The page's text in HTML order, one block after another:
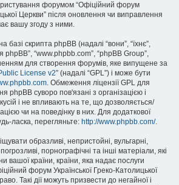
форумом “Офіційний форум
Церкви” після оновлення чи виправлення
вашу згоду з ними.
скрипта phpBB (надалі “вони”, “їхнє”,
“www.phpbb.com”, “phpBB Group”,
для створення форумів, яке випущене за
License v2” (надалі “GPL”) і може бути
. Обмеження ліцензії GPL для
phpBB суворо пов'язані з організацією і
і не впливають на те, що дозволяється/
чи на поведінку в них. Для додаткової
ласка, перегляньте: http://www.phpbb.com/.
образливі, непристойні, вульгарні,
порнографічні та інші матеріали, які
вашої країни, країни, яка надає послуги
форум Української Греко-Католицької
Такі дії можуть призвести до негайної і